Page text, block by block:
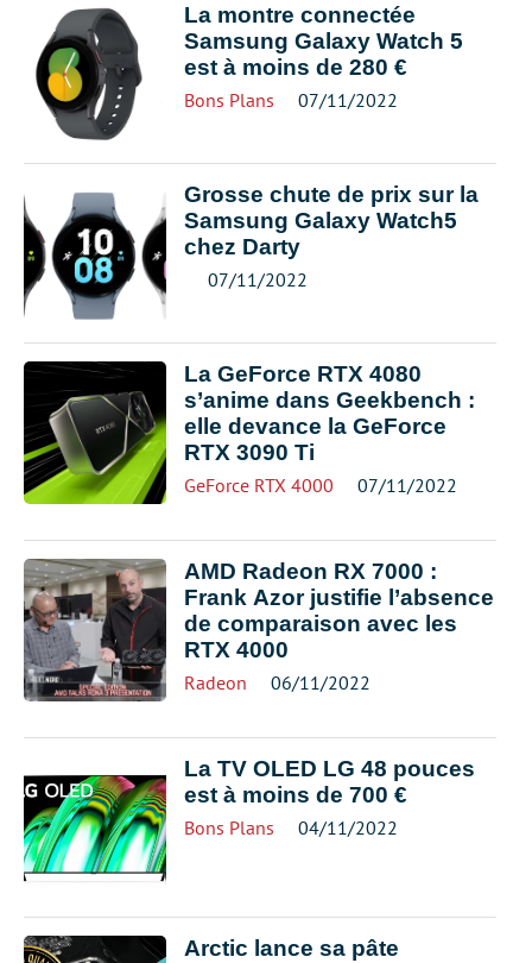
La montre connectée
Samsung Galaxy Watch 5
est à moins de 280 €
Bons Plans 07/11/2022
Grosse chute de prix sur la
Samsung Galaxy Watch5
chez Darty
07/11/2022
La GeForce RTX 4080
s’anime dans Geekbench :
elle devance la GeForce
RTX 3090 Ti
GeForce RTX 4000 07/11/2022
AMD Radeon RX 7000 :
Frank Azor justifie l’absence
de comparaison avec les
RTX 4000
Radeon 06/11/2022
La TV OLED LG 48 pouces
est à moins de 700 €
Bons Plans 04/11/2022
Arctic lance sa pâte